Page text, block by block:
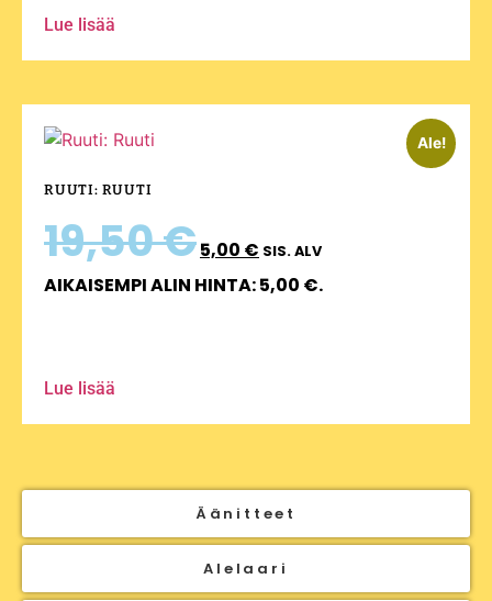
Lue lisää
Ale!
RUUTI: RUUTI
19,50€5,00 € SIS. ALV
AIKAISEMPI ALIN HINTA:5,00 €.
Lue lisää
Äänitteet
Alelaari